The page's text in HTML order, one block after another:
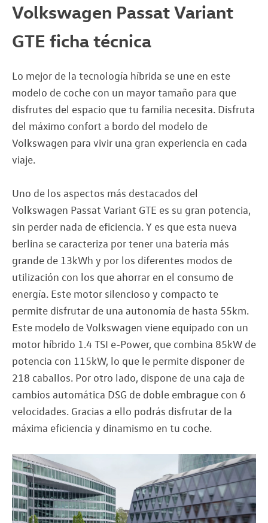
Volkswagen Passat Variant
GTE ficha técnica
Lo mejor de la tecnología híbrida se une en este
modelo de coche con un mayor tamaño para que
disfrutes del espacio que tu familia necesita. Disfruta
del máximo confort a bordo del modelo de
Volkswagen para vivir una gran experiencia en cada
viaje.
Uno de los aspectos más destacados del
Volkswagen Passat Variant GTE es su gran potencia,
sin perder nada de eficiencia. Y es que esta nueva
berlina se caracteriza por tener una batería más
grande de 13kWh y por los diferentes modos de
utilización con los que ahorrar en el consumo de
energía. Este motor silencioso y compacto te
permite disfrutar de una autonomía de hasta 55km.
Este modelo de Volkswagen viene equipado con un
motor híbrido 1.4 TSI e-Power, que combina 85kW de
potencia con 115kW, lo que le permite disponer de
218 caballos. Por otro lado, dispone de una caja de
cambios automática DSG de doble embrague con 6
velocidades. Gracias a ello podrás disfrutar de la
máxima eficiencia y dinamismo en tu coche.